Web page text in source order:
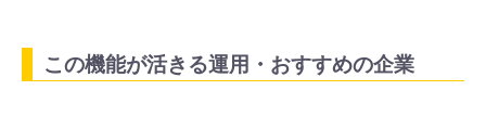
この機能が活きる運用・おすすめの企業